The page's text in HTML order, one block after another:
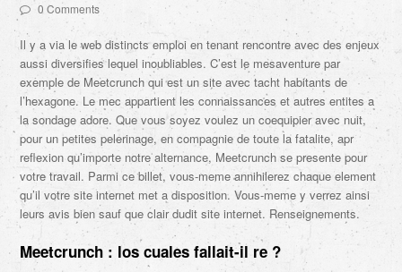
0 Comments
Il y a via le web distincts emploi en tenant rencontre avec des enjeux
aussi diversifies lequel inoubliables. C’est le mesaventure par
exemple de Meetcrunch qui est un site avec tacht habitants de
l’hexagone. Le mec appartient les connaissances et autres entites a
la sondage adore. Que vous soyez voulez un coequipier avec nuit,
pour un petites pelerinage, en compagnie de toute la fatalite, apr
reflexion qu’importe notre alternance, Meetcrunch se presente pour
votre travail. Parmi ce billet, vous-meme annihilerez chaque element
qu’il votre site internet met a disposition. Vous-meme y verrez ainsi
leurs avis bien sauf que clair dudit site internet. Renseignements.
Meetcrunch : los cuales fallait-il re ?